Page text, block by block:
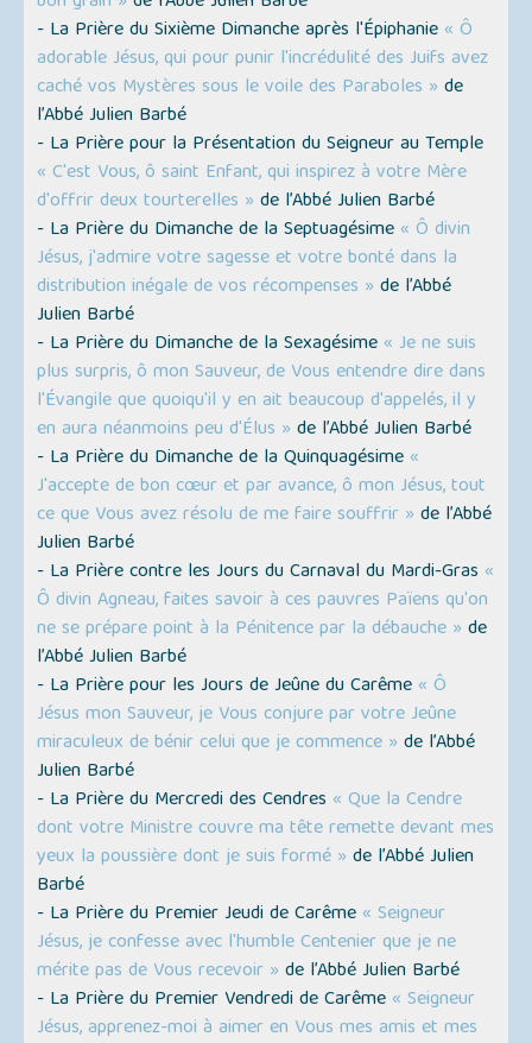
- La Prière du Sixième Dimanche après l'Épiphanie « Ô
adorable Jésus, qui pour punir l'incrédulité des Juifs avez
caché vos Mystères sous le voile des Paraboles » de
l’Abbé Julien Barbé
- La Prière pour la Présentation du Seigneur au Temple
« C'est Vous, ô saint Enfant, qui inspirez à votre Mère
d'offrir deux tourterelles » de l’Abbé Julien Barbé
- La Prière du Dimanche de la Septuagésime « Ô divin
Jésus, j'admire votre sagesse et votre bonté dans la
distribution inégale de vos récompenses » de l’Abbé
Julien Barbé
- La Prière du Dimanche de la Sexagésime « Je ne suis
plus surpris, ô mon Sauveur, de Vous entendre dire dans
l'Évangile que quoiqu'il y en ait beaucoup d'appelés, il y
en aura néanmoins peu d'Élus » de l’Abbé Julien Barbé
- La Prière du Dimanche de la Quinquagésime «
J'accepte de bon cœur et par avance, ô mon Jésus, tout
ce que Vous avez résolu de me faire souffrir » de l’Abbé
Julien Barbé
- La Prière contre les Jours du Carnaval du Mardi-Gras «
Ô divin Agneau, faites savoir à ces pauvres Païens qu'on
ne se prépare point à la Pénitence par la débauche » de
l’Abbé Julien Barbé
- La Prière pour les Jours de Jeûne du Carême « Ô
Jésus mon Sauveur, je Vous conjure par votre Jeûne
miraculeux de bénir celui que je commence » de l’Abbé
Julien Barbé
- La Prière du Mercredi des Cendres « Que la Cendre
dont votre Ministre couvre ma tête remette devant mes
yeux la poussière dont je suis formé » de l’Abbé Julien
Barbé
- La Prière du Premier Jeudi de Carême « Seigneur
Jésus, je confesse avec l'humble Centenier que je ne
mérite pas de Vous recevoir » de l’Abbé Julien Barbé
- La Prière du Premier Vendredi de Carême « Seigneur
Jésus, apprenez-moi à aimer en Vous mes amis et mes